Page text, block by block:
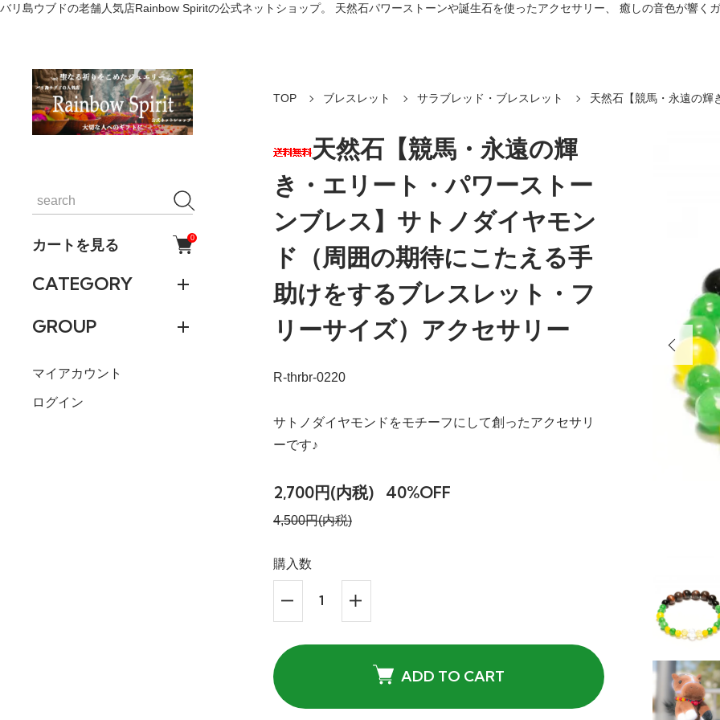
バリ島ウブドの老舗人気店Rainbow Spiritの公式ネットショップ。 天然石パワーストーンや誕生石を使ったアクセサリー、 癒しの音色が響く
カートを見る 0
CATEGORY
GROUP
マイアカウント
ログイン
TOP ブレスレット サラブレッド・ブレスレット 天然石【競馬・永遠の輝
天然石【競馬・永遠の輝
き・エリート・パワーストー
ンブレス】サトノダイヤモン
ド（周囲の期待にこたえる手
助けをするブレスレット・フ
リーサイズ）アクセサリー
R-thrbr-0220
サトノダイヤモンドをモチーフにして創ったアクセサリ
ーです♪
2,700円(内税) 40%OFF
4,500円(内税)
購入数
ADD TO CART